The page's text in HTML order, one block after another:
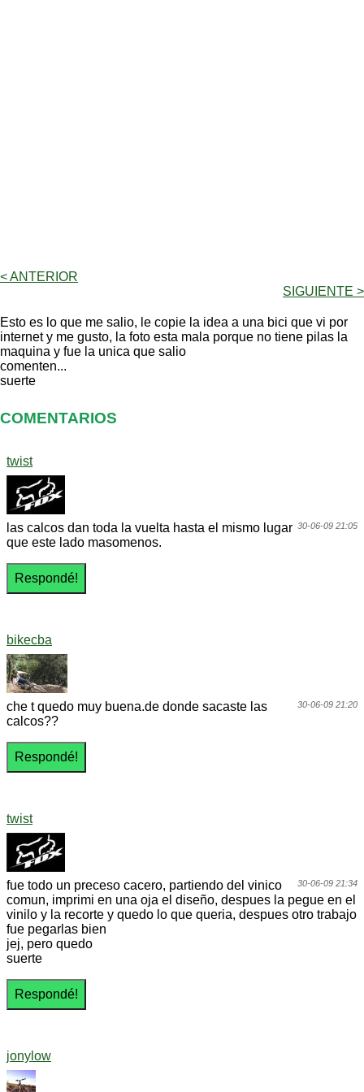
< ANTERIOR
SIGUIENTE >
Esto es lo que me salio, le copie la idea a una bici que vi por
internet y me gusto, la foto esta mala porque no tiene pilas la
maquina y fue la unica que salio
comenten...
suerte
COMENTARIOS
twist
30-06-09 21:05
las calcos dan toda la vuelta hasta el mismo lugar
que este lado masomenos.
bikecba
30-06-09 21:20
che t quedo muy buena.de donde sacaste las
calcos??
twist
30-06-09 21:34
fue todo un preceso cacero, partiendo del vinico
comun, imprimi en una oja el diseño, despues la pegue en el
vinilo y la recorte y quedo lo que queria, despues otro trabajo
fue pegarlas bien
jej, pero quedo
suerte
jonylow